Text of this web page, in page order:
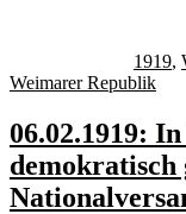
1919,
Weimarer Republik
06.02.1919:
demokratisch